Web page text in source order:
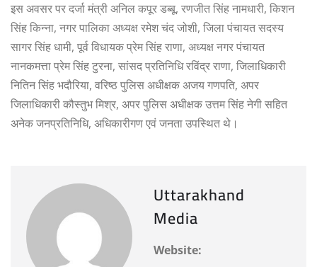
इस अवसर पर दर्जा मंत्री अनिल कपूर डब्बू, रणजीत सिंह नामधारी, किशन
सिंह किन्ना, नगर पालिका अध्यक्ष रमेश चंद जोशी, जिला पंचायत सदस्य
सागर सिंह धामी, पूर्व विधायक प्रेम सिंह राणा, अध्यक्ष नगर पंचायत
नानकमत्ता प्रेम सिंह टुरना, सांसद प्रतिनिधि रविंद्र राणा, जिलाधिकारी
नितिन सिंह भदौरिया, वरिष्ठ पुलिस अधीक्षक अजय गणपति, अपर
जिलाधिकारी कौस्तुभ मिश्र, अपर पुलिस अधीक्षक उत्तम सिंह नेगी सहित
अनेक जनप्रतिनिधि, अधिकारीगण एवं जनता उपस्थित थे।
Uttarakhand
Media
Website: